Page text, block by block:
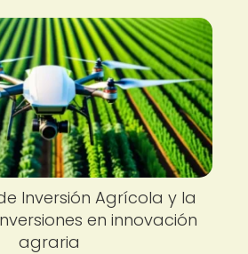
Inversión Agrícola y la
en innovación
agraria